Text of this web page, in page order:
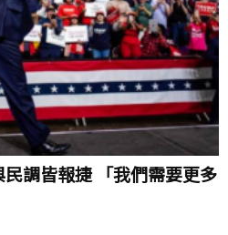
調皆報捷 「我們需要更多